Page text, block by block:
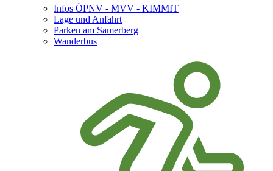
Infos ÖPNV - MVV - KIMMIT
Lage und Anfahrt
Parken am Samerberg
Wanderbus